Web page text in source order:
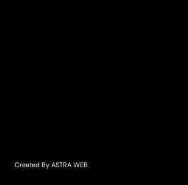
Created By ASTRA WEB